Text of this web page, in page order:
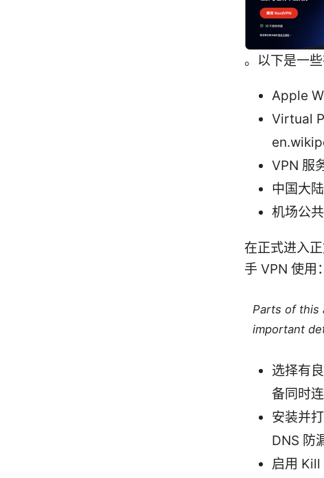
。以下是一
Apple
Virtual
VPN 服
中国大
机场公
在正式进入
手 VPN 使用：
Parts of this
important
选择有
备同时
安装并
DNS 防
启用 Kill